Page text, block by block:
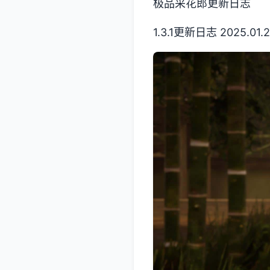
极品采花郎更新日志
1.3.1更新日志